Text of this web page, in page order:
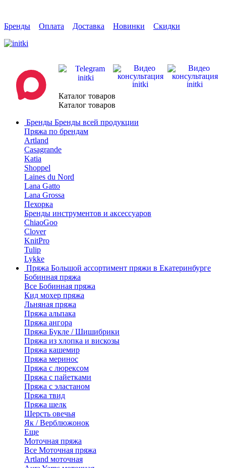
Бренды Оплата Доставка Новинки Скидки
Каталог товаров
Каталог товаров
Бренды Бренды всей продукции
Пряжа по брендам
Artland
Casagrande
Katia
Shoppel
Laines du Nord
Lana Gatto
Lana Grossa
Пехорка
Бренды инструментов и аксессуаров
ChiaoGoo
Clover
KnitPro
Tulip
Lykke
Пряжа Большой ассортимент пряжи в Екатеринбурге
Бобинная пряжа
Все Бобинная пряжа
Кид мохер пряжа
Льняная пряжа
Пряжа альпака
Пряжа ангора
Пряжа Букле / Шишибрики
Пряжа из хлопка и вискозы
Пряжа кашемир
Пряжа меринос
Пряжа с люрексом
Пряжа с пайетками
Пряжа с эластаном
Пряжа твид
Пряжа шелк
Шерсть овечья
Як / Верблюжонок
Еще
Моточная пряжа
Все Моточная пряжа
Artland моточная